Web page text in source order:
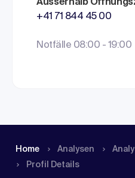
Ausserhalb
+41 71 844 45 00
Notfälle 08:00 - 19:00
Home Analysen
Profil Details